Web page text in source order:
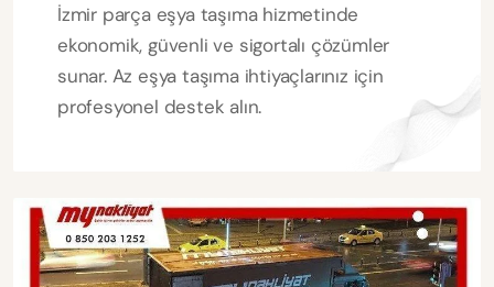
İzmir parça eşya taşıma hizmetinde
ekonomik, güvenli ve sigortalı çözümler
sunar. Az eşya taşıma ihtiyaçlarınız için
profesyonel destek alın.